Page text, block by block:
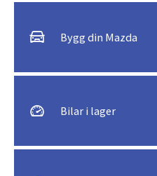
Bygg din Mazda
Bilar i lager